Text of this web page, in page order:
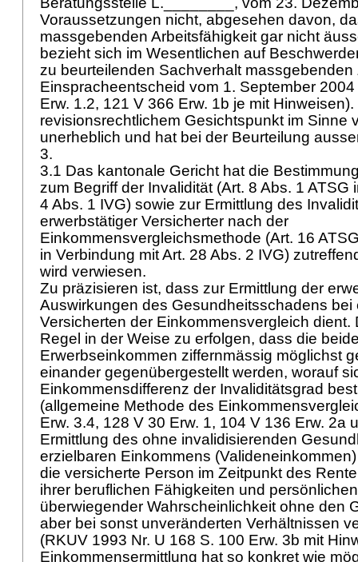
Voraussetzungen nicht, abgesehen davon,
massgebenden Arbeitsfähigkeit gar nicht
bezieht sich im Wesentlichen auf
zu beurteilenden Sachverhalt massgebenden
Einspracheentscheid vom 1. September 2004
Erw. 1.2, 121 V 366 Erw. 1b je mit
revisionsrechtlichem Gesichtspunkt im Sinne
unerheblich und hat bei der Beurteilung
3.
3.1 Das kantonale Gericht hat die
zum Begriff der Invalidität (Art. 8 Abs. 1 ATSG
4 Abs. 1 IVG) sowie zur Ermittlung des
erwerbstätiger Versicherter nach der
Einkommensvergleichsmethode (Art. 16
in Verbindung mitArt. 28 Abs. 2 IVG)
wird verwiesen.
Zu präzisieren ist, dass zur Ermittlung der
Auswirkungen des Gesundheitsschadens bei
Versicherten der Einkommensvergleich dient.
Regel in der Weise zu erfolgen, dass die
Erwerbseinkommen ziffernmässig möglichst
einander gegenübergestellt werden, worauf
Einkommensdifferenz der Invaliditätsgrad
(allgemeine Methode des
Erw. 3.4, 128 V 30 Erw. 1, 104 V 136 Erw. 2a
Ermittlung des ohne invalidisierenden
erzielbaren Einkommens
die versicherte Person im Zeitpunkt des
ihrer beruflichen Fähigkeiten und
überwiegender Wahrscheinlichkeit ohne den
aber bei sonst unveränderten Verhältnissen
(RKUV 1993 Nr. U 168 S. 100 Erw. 3b mit
Einkommensermittlung hat so konkret wie